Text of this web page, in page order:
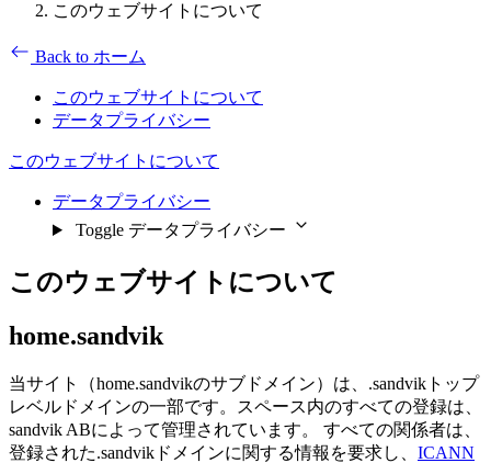
このウェブサイトについて
Back to ホーム
このウェブサイトについて
データプライバシー
このウェブサイトについて
データプライバシー
Toggle データプライバシー
このウェブサイトについて
home.sandvik
当サイト（home.sandvikのサブドメイン）は、.sandvikトップ
レベルドメインの一部です。スペース内のすべての登録は、
sandvik ABによって管理されています。 すべての関係者は、
登録された.sandvikドメインに関する情報を要求し、 ICANN